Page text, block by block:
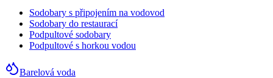
Sodobary s připojením na vodovod
Sodobary do restaurací
Podpultové sodobary
Podpultové s horkou vodou
Barelová voda